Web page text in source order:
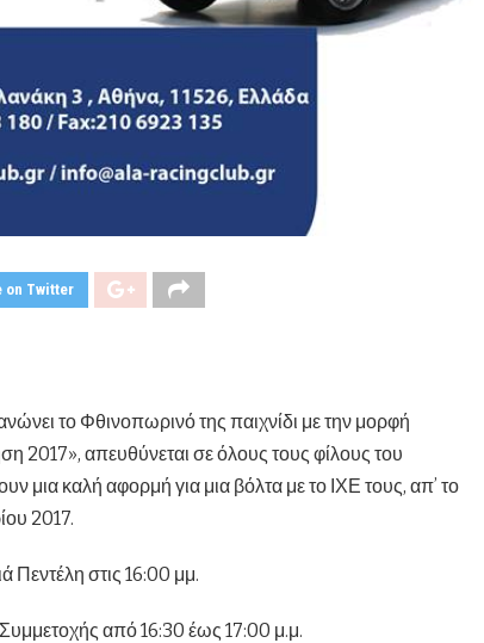
on Twitter
το Φθινοπωρινό της παιχνίδι με την μορφή
απευθύνεται σε όλους τους φίλους του
μια καλή αφορμή για μια βόλτα με το ΙΧΕ τους, απ’ το
2017.
Πεντέλη στις 16:00 μμ.
από 16:30 έως 17:00 μ.μ.